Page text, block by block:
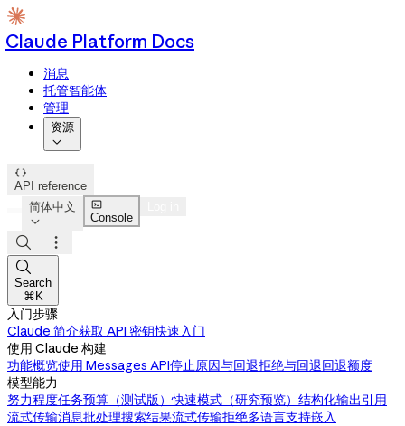
Claude Platform Docs
消息
托管智能体
管理
资源


API reference
简体中文


Console



Search
⌘K
入门步骤
Claude 简介获取 API 密钥快速入门
使用 Claude 构建
功能概览使用 Messages API停止原因与回退拒绝与回退回退额度
模型能力
努力程度任务预算（测试版）快速模式（研究预览） 结构化输出引用
流式传输消息批处理搜索结果流式传输拒绝多语言支持嵌入